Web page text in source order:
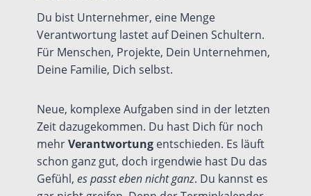
Du bist Unternehmer, eine Menge
Verantwortung lastet auf Deinen Schultern.
Für Menschen, Projekte, Dein Unternehmen,
Deine Familie, Dich selbst.
Neue, komplexe Aufgaben sind in der letzten
Zeit dazugekommen. Du hast Dich für noch
mehrVerantwortung entschieden. Es läuft
schon ganz gut, doch irgendwie hast Du das
Gefühl, es passt eben nicht ganz. Du kannst es